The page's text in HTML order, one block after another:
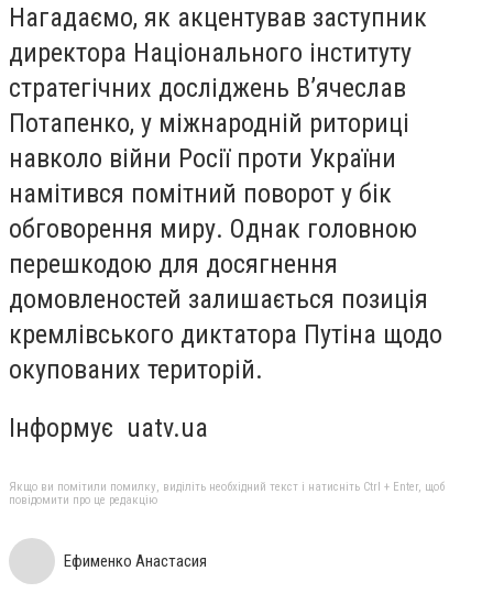
Нагадаємо, як акцентував заступник
директора Національного інституту
стратегічних досліджень В’ячеслав
Потапенко, у міжнародній риториці
навколо війни Росії проти України
намітився помітний поворот у бік
обговорення миру. Однак головною
перешкодою для досягнення
домовленостей залишається позиція
кремлівського диктатора Путіна щодо
окупованих територій.
Інформує uatv.ua
Якщо ви помітили помилку, виділіть необхідний текст і натисніть Ctrl + Enter, щоб
повідомити про це редакцію
Ефименко Анастасия